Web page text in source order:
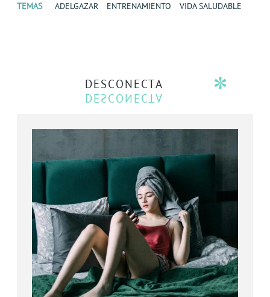
TEMAS ADELGAZAR ENTRENAMIENTO VIDA SALUDABLE
DESCONECTA